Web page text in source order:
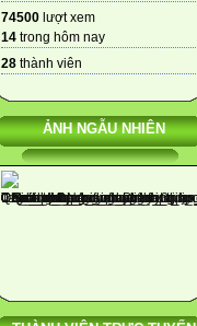
74500 lượt xem
14 trong hôm nay
28 thành viên
ẢNH NGẪU NHIÊN